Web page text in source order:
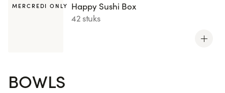
MERCREDI ONLY
Happy Sushi Box
42 stuks
BOWLS